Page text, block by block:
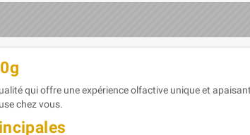
qui offre une expérience olfactive unique et
chez vous.